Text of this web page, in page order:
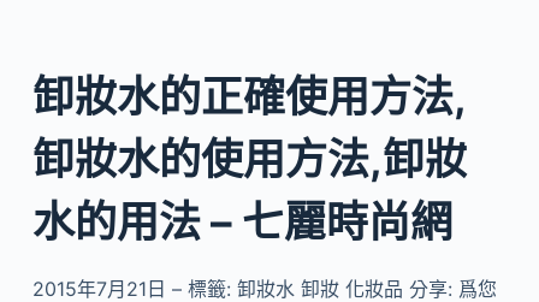
卸妝水的正確使用方法,
卸妝水的使用方法,卸妝
水的用法 – 七麗時尚網
2015年7月21日 – 標籤: 卸妝水 卸妝 化妝品 分享: 爲您